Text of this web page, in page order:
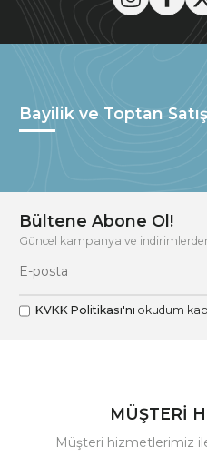
Bayilik ve Toptan Satış
Bültene Abone Ol!
Güncel kampanya ve
KVKK Politikası'nı okudum
MÜŞTERİ
Müşteri hizmetlerimiz